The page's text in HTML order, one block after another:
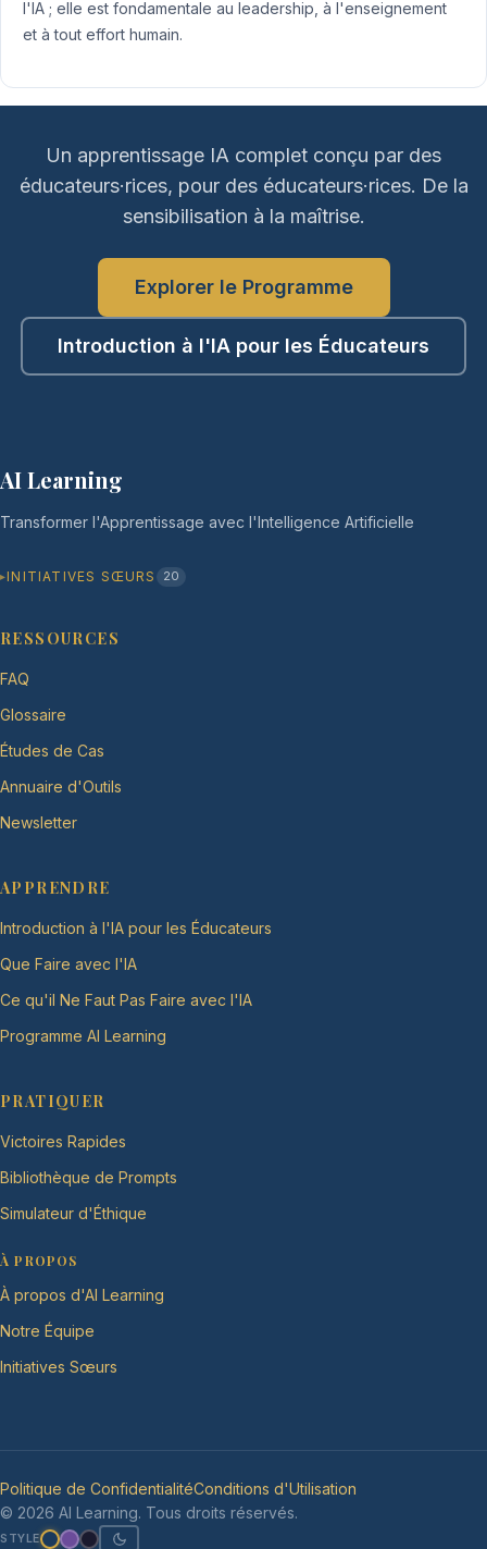
l'IA ; elle est fondamentale au leadership, à l'enseignement
et à tout effort humain.
Un apprentissage IA complet conçu par des
éducateurs·rices, pour des éducateurs·rices. De la
sensibilisation à la maîtrise.
Explorer le Programme
Introduction à l'IA pour les Éducateurs
AI Learning
Transformer l'Apprentissage avec l'Intelligence Artificielle
INITIATIVES SŒURS 20
RESSOURCES
FAQ
Glossaire
Études de Cas
Annuaire d'Outils
Newsletter
APPRENDRE
Introduction à l'IA pour les Éducateurs
Que Faire avec l'IA
Ce qu'il Ne Faut Pas Faire avec l'IA
Programme AI Learning
PRATIQUER
Victoires Rapides
Bibliothèque de Prompts
Simulateur d'Éthique
À PROPOS
À propos d'AI Learning
Notre Équipe
Initiatives Sœurs
Politique de ConfidentialitéConditions d'Utilisation
© 2026 AI Learning. Tous droits réservés.
STYLE